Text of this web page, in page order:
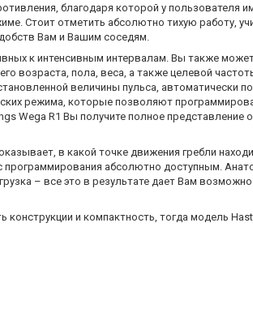
благодаря которой у пользователя
Стоит отметить абсолютно тихую работу,
Вам и Вашим соседям.
к интенсивным интервалам. Вы также
возраста, пола, веса, а также целевой
величины пульса, автоматически
режима, которые позволяют
Wega R1 Вы получите полное представление
в какой точке движения гребли
абсолютно доступным.
– все это в результате дает Вам
и компактность, тогда модель